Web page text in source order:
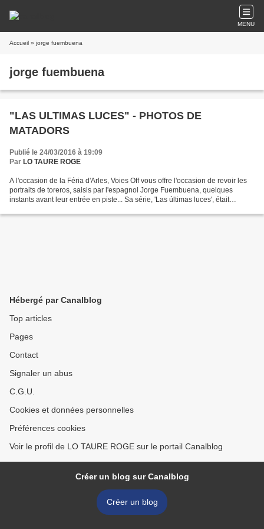
MENU
Accueil » jorge fuembuena
jorge fuembuena
"LAS ULTIMAS LUCES" - PHOTOS DE
MATADORS
Publié le 24/03/2016 à 19:09
Par LO TAURE ROGE
A l'occasion de la Féria d'Arles, Voies Off vous offre l'occasion de revoir les
portraits de toreros, saisis par l'espagnol Jorge Fuembuena, quelques
instants avant leur entrée en piste... Sa série, 'Las últimas luces', était
Hébergé par Canalblog
Top articles
Pages
Contact
Signaler un abus
C.G.U.
Cookies et données personnelles
Préférences cookies
Voir le profil de LO TAURE ROGE sur le portail Canalblog
Créer un blog sur Canalblog
Créer un blog